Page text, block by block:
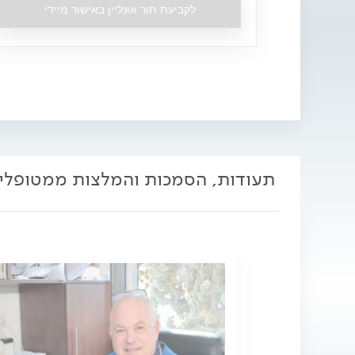
לקביעת תור אונליין באישור מיידי
תעודות, הסמכות והמלצות